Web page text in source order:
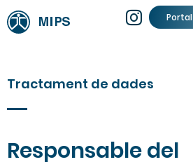
Portal
Tractament de dades
Responsable del